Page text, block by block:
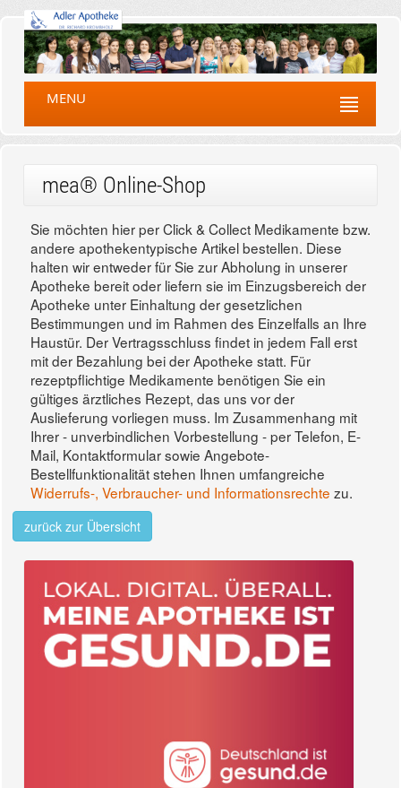
MENU
mea® Online-Shop
Sie möchten hier per Click & Collect Medikamente bzw.
andere apothekentypische Artikel bestellen. Diese
halten wir entweder für Sie zur Abholung in unserer
Apotheke bereit oder liefern sie im Einzugsbereich der
Apotheke unter Einhaltung der gesetzlichen
Bestimmungen und im Rahmen des Einzelfalls an Ihre
Haustür. Der Vertragsschluss findet in jedem Fall erst
mit der Bezahlung bei der Apotheke statt. Für
rezeptpflichtige Medikamente benötigen Sie ein
gültiges ärztliches Rezept, das uns vor der
Auslieferung vorliegen muss. Im Zusammenhang mit
Ihrer - unverbindlichen Vorbestellung - per Telefon, E-
Mail, Kontaktformular sowie Angebote-
Bestellfunktionalität stehen Ihnen umfangreiche
Widerrufs-, Verbraucher- und Informationsrechte zu.
zurück zur Übersicht